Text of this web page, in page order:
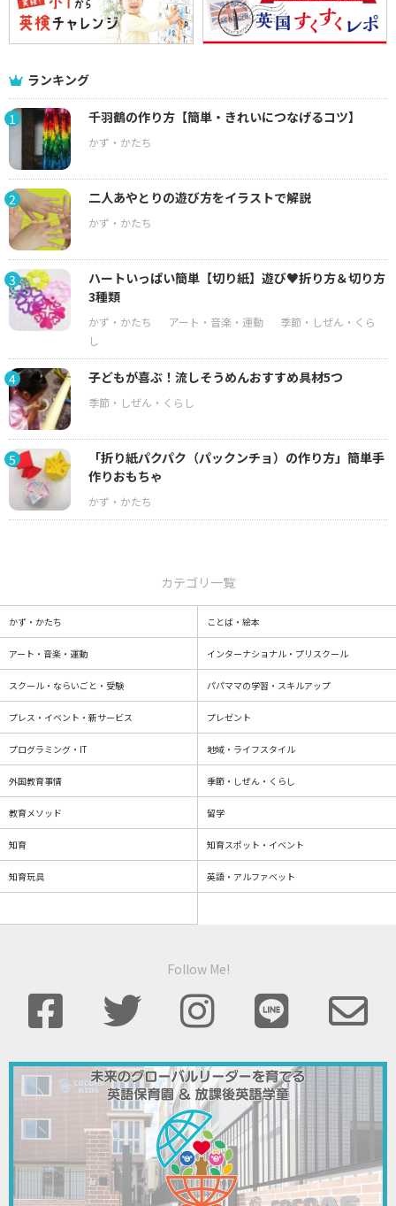
ランキング
1 千羽鶴の作り方【簡単・きれいにつなげるコツ】
2 二人あやとりの遊び方をイラストで解説
3
ハートいっぱい簡単【切り紙】遊び♥折り方＆切り方
3種類
4 子どもが喜ぶ！流しそうめんおすすめ具材5つ
5
「折り紙パクパク（パックンチョ）の作り方」簡単手
作りおもちゃ
カテゴリ一覧
かず・かたち ことば・絵本
アート・音楽・運動 インターナショナル・プリスクール
スクール・ならいごと・受験 パパママの学習・スキルアップ
プレス・イベント・新サービス プレゼント
プログラミング・IT 地域・ライフスタイル
外国教育事情 季節・しぜん・くらし
教育メソッド 留学
知育 知育スポット・イベント
知育玩具 英語・アルファベット
Follow Me!